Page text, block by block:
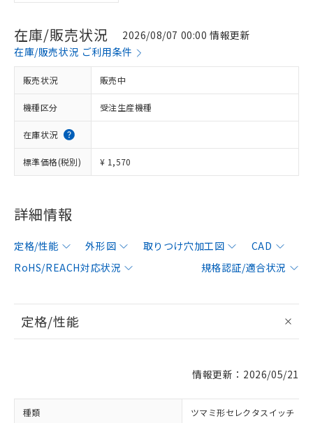
在庫/販売状況
2026/08/07 00:00 情報更新
在庫/販売状況 ご利用条件
販売状況 販売中
機種区分 受注生産機種
在庫状況
標準価格(税別) ¥ 1,570
詳細情報
定格/性能 外形図 取りつけ穴加工図
CAD
RoHS/REACH対応状況
規格認証/適合状況
定格/性能
情報更新：2026/05/21
種類 ツマミ形セレクタスイッチ